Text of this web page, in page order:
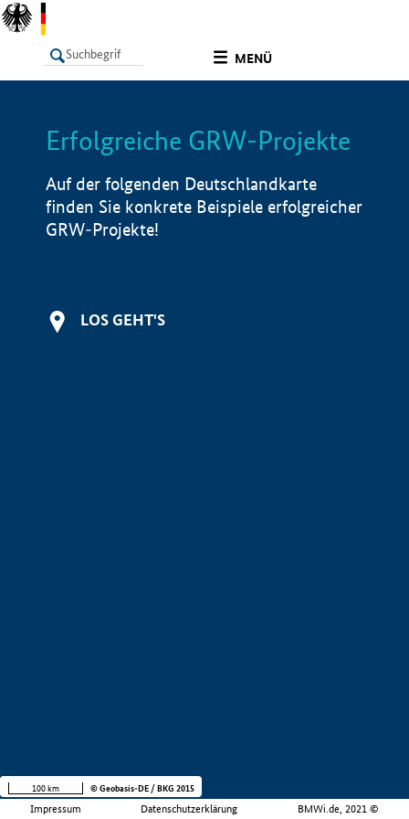
MENÜ
LISTE Info
Erfolgreiche GRW-Projekte
Auf der folgenden Deutschlandkarte
finden Sie konkrete Beispiele erfolgreicher
GRW-Projekte!
LOS GEHT'S
Impressum Datenschutzerklärung BMWi.de, 2021 ©
100 km © Geobasis-DE / BKG 2015